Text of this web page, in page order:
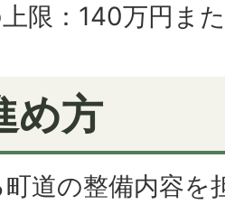
限：140万円ま
め方
道の整備内容を